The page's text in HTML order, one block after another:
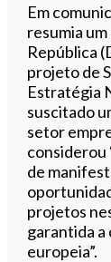
Em
resumia
República
projeto de
Estratégia
suscitado
setor
considerou
de
projetos
garantida
europeia”.